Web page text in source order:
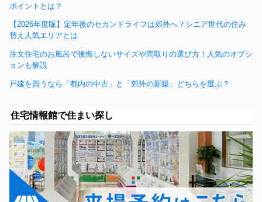
ポイントとは？
【2026年度版】定年後のセカンドライフは郊外へ？シニア世代の住み
替え人気エリアとは
注文住宅のお風呂で後悔しないサイズや間取りの選び方！人気のオプシ
ョンも解説
戸建を買うなら「都内の中古」と「郊外の新築」どちらを選ぶ？
住宅情報館で住まい探し